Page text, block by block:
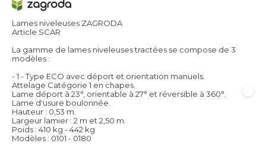
Lames niveleuses ZAGRODA
Article SCAR
La gamme de lames niveleuses tractées se compose de 3
modèles :
- 1 - Type ECO avec déport et orientation manuels.
Attelage Catégorie 1 en chapes.
Lame déport à 23°, orientable à 27° et réversible à 360°.
Lame d'usure boulonnée.
Hauteur : 0,53 m.
Largeur lamier : 2 m et 2,50 m.
Poids : 410 kg - 442 kg
Modèles : 0101 - 0180